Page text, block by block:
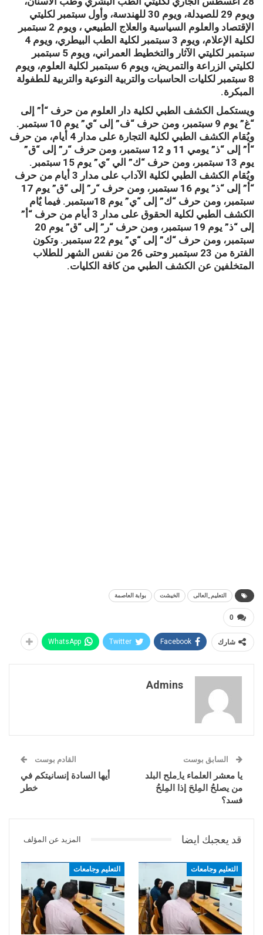
ويوم 29 للصيدلة، ويوم 30 للهندسة، وأول سبتمبر لكليتي
الإقتصاد والعلوم السياسية والعلاج الطبيعي ، ويوم 2 سبتمبر
لكلية الإعلام، ويوم 3 سبتمبر لكلية الطب البيطري، ويوم 4
سبتمبر لكليتي الآثار والتخطيط العمراني، ويوم 5 سبتمبر
لكليتي الزراعة والتمريض، ويوم 6 سبتمبر لكلية العلوم، ويوم
8 سبتمبر لكليات الحاسبات والتربية النوعية والتربية للطفولة
المبكرة.
ويستكمل الكشف الطبي لكلية دار العلوم من حرف “أ” إلى
“غ” يوم 9 سبتمبر، ومن حرف “ف” إلى “ي” يوم 10 سبتمبر.
ويُقام الكشف الطبي لكلية التجارة على مدار 4 أيام، من حرف
“أ” إلى “ذ” يومي 11 و 12 سبتمبر، ومن حرف “ر” إلى “ق”
يوم 13 سبتمبر، ومن حرف “ك” الي “ي” يوم 15 سبتمبر.
ويُقام الكشف الطبي لكلية الآداب على مدار 3 أيام من حرف
“أ” إلى “ذ” يوم 16 سبتمبر، ومن حرف “ر” إلى “ق” يوم 17
سبتمبر، ومن حرف “ك” إلى “ي” يوم 18سبتمبر. فيما يٌام
الكشف الطبي لكلية الحقوق على مدار 3 أيام من حرف “أ”
إلى “ذ” يوم 19 سبتمبر، ومن حرف “ر” إلى “ق” يوم 20
سبتمبر، ومن حرف “ك” إلى “ي” يوم 22 سبتمبر. وتكون
الفترة من 23 سبتمبر وحتى 26 من نفس الشهر للطلاب
المتخلفين عن الكشف الطبي من كافة الكليات.
التعليم_العالى الخيشت بوابة العاصمة
0
شارك Facebook
Twitter
WhatsApp
Admins
السابق بوست
يا معشر العلماء يا ِملح البلد
من يصلحُ المِلحَ إذا المِلحُ
فسد؟
القادم بوست
أيها السادة إنسانيتكم في
خطر
قد يعجبك ايضا المزيد عن المؤلف
التعليم وجامعات التعليم وجامعات